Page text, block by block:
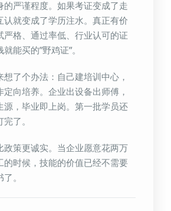
的严谨程度。如果考证变成了走
认就变成了学历注水。真正有价
严格、通过率低、行业认可的证
能买的”野鸡证”。
了个办法：自己建培训中心，
定向培养。企业出设备出师傅，
源，毕业即上岗。第一批学员还
了。
政策更诚实。当企业愿意花两万
的时候，技能的价值已经不需要
。